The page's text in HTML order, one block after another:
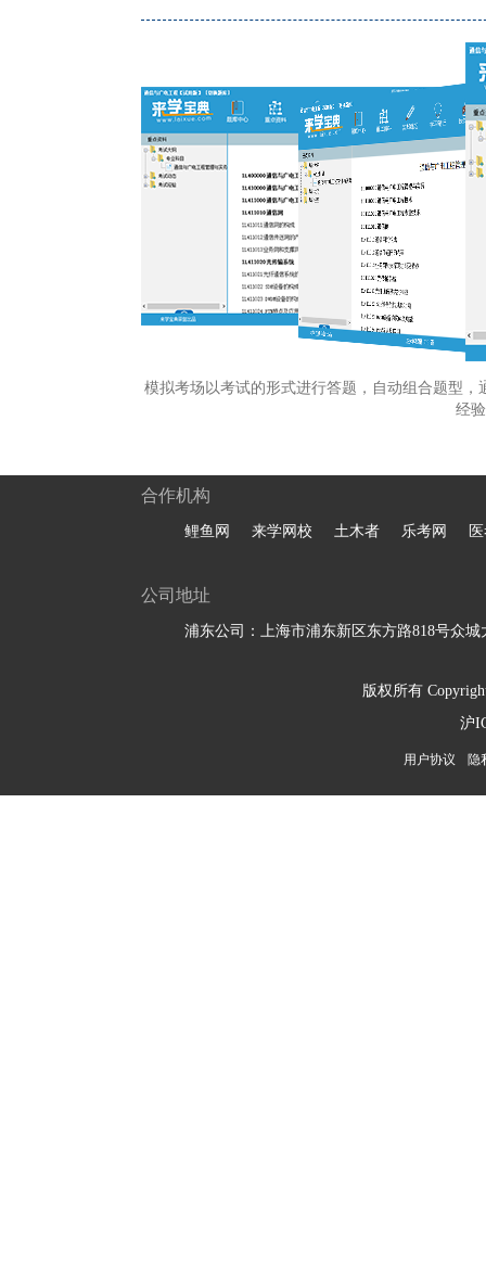
模拟考场以考试的形式进行答题，自动组合题型
经
合作机构
鲤鱼网 来学网校 土木者 乐考网
公司地址
浦东公司：上海市浦东新区东方路818号众城
版权所有
沪
用户协议 隐